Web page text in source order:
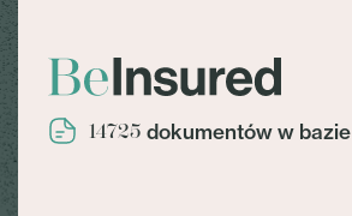
14725 dokumentów w bazie